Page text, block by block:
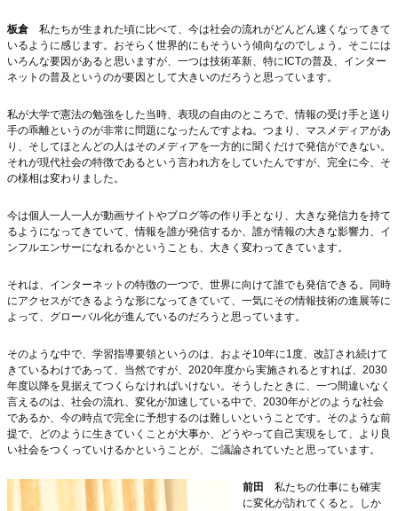
板倉 私たちが生まれた頃に比べて、今は社会の流れがどんどん速くなってきて
いるように感じます。おそらく世界的にもそういう傾向なのでしょう。そこには
いろんな要因があると思いますが、一つは技術革新、特にICTの普及、インター
ネットの普及というのが要因として大きいのだろうと思っています。
私が大学で憲法の勉強をした当時、表現の自由のところで、情報の受け手と送り
手の乖離というのが非常に問題になったんですよね。つまり、マスメディアがあ
り、そしてほとんどの人はそのメディアを一方的に聞くだけで発信ができない。
それが現代社会の特徴であるという言われ方をしていたんですが、完全に今、そ
の様相は変わりました。
今は個人一人一人が動画サイトやブログ等の作り手となり、大きな発信力を持て
るようになってきていて、情報を誰が発信するか、誰が情報の大きな影響力、イ
ンフルエンサーになれるかということも、大きく変わってきています。
それは、インターネットの特徴の一つで、世界に向けて誰でも発信できる。同時
にアクセスができるような形になってきていて、一気にその情報技術の進展等に
よって、グローバル化が進んでいるのだろうと思っています。
そのような中で、学習指導要領というのは、およそ10年に1度、改訂され続けて
きているわけであって、当然ですが、2020年度から実施されるとすれば、2030
年度以降を見据えてつくらなければいけない。そうしたときに、一つ間違いなく
言えるのは、社会の流れ、変化が加速している中で、2030年がどのような社会
であるか、今の時点で完全に予想するのは難しいということです。そのような前
提で、どのように生きていくことが大事か、どうやって自己実現をして、より良
い社会をつくっていけるかということが、ご議論されていたと思っています。
前田
私たちの仕事にも確実
に変化が訪れてくると。しか